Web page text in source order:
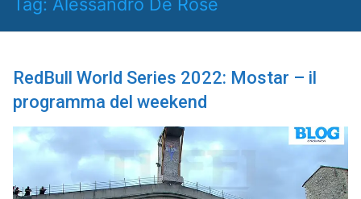
RedBull World Series 2022: Mostar – il
programma del weekend